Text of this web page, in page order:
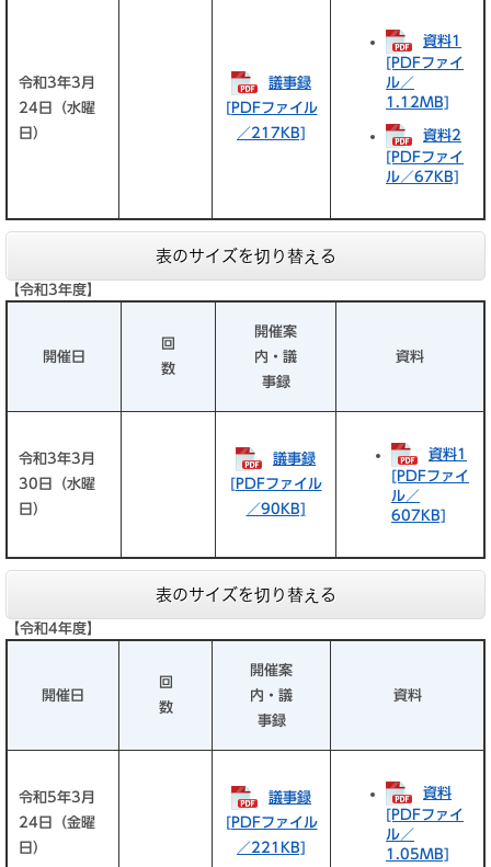
令和3年3月
24日（水曜
日）
議事録
[PDFファイル
／217KB]
資料1
[PDFファイ
ル／
1.12MB]
資料2
[PDFファイ
ル／67KB]
表のサイズを切り替える
【令和3年度】
開催日
回
数
開催案
内・議
事録
資料
令和3年3月
30日（水曜
日）
議事録
[PDFファイル
／90KB]
資料1
[PDFファイ
ル／
607KB]
表のサイズを切り替える
【令和4年度】
開催日
回
数
開催案
内・議
事録
資料
令和5年3月
24日（金曜
日）
議事録
[PDFファイル
／221KB]
資料
[PDFファイ
ル／
1.05MB]